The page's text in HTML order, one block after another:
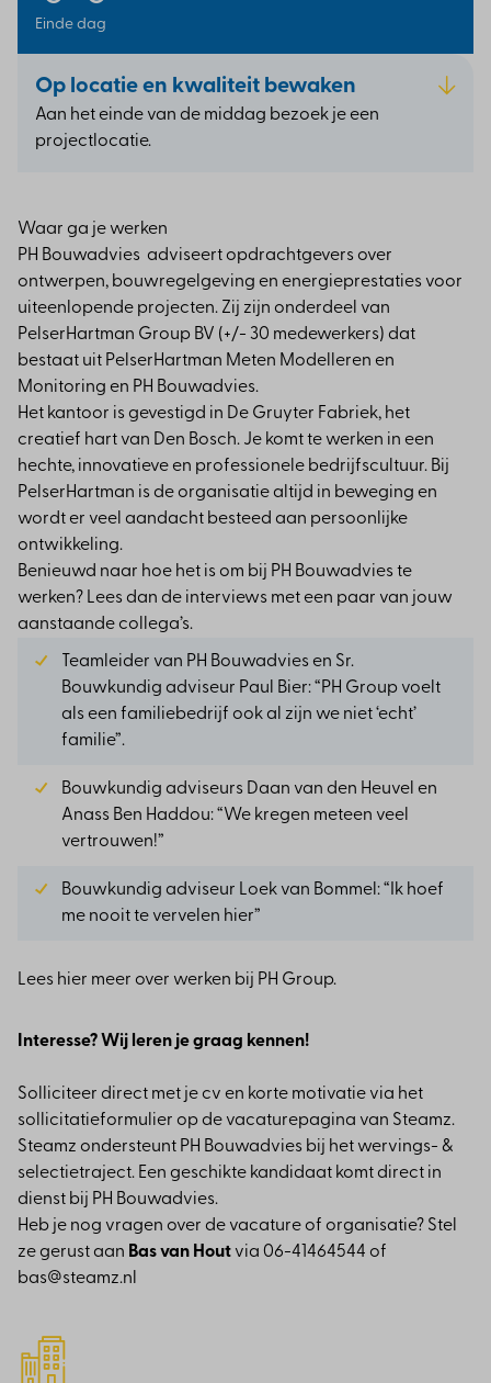
Einde dag
Op locatie en kwaliteit bewaken
Aan het einde van de middag bezoek je een
projectlocatie.
Waar ga je werken
PH Bouwadvies adviseert opdrachtgevers over
ontwerpen, bouwregelgeving en energieprestaties voor
uiteenlopende projecten. Zij zijn onderdeel van
PelserHartman Group BV (+/- 30 medewerkers) dat
bestaat uit PelserHartman Meten Modelleren en
Monitoring en PH Bouwadvies.
Het kantoor is gevestigd in De Gruyter Fabriek, het
creatief hart van Den Bosch. Je komt te werken in een
hechte, innovatieve en professionele bedrijfscultuur. Bij
PelserHartman is de organisatie altijd in beweging en
wordt er veel aandacht besteed aan persoonlijke
ontwikkeling.
Benieuwd naar hoe het is om bij PH Bouwadvies te
werken? Lees dan de interviews met een paar van jouw
aanstaande collega’s.
Teamleider van PH Bouwadvies en Sr.
Bouwkundig adviseur Paul Bier: “PH Group voelt
als een familiebedrijf ook al zijn we niet ‘echt’
familie”.
Bouwkundig adviseurs Daan van den Heuvel en
Anass Ben Haddou: “We kregen meteen veel
vertrouwen!”
Bouwkundig adviseur Loek van Bommel: “ Ik hoef
me nooit te vervelen hier”
Lees hier meer over werken bij PH Group.
Interesse? Wij leren je graag kennen!
Solliciteer direct met je cv en korte motivatie via het
sollicitatieformulier op de vacaturepagina van Steamz.
Steamz ondersteunt PH Bouwadvies bij het wervings- &
selectietraject. Een geschikte kandidaat komt direct in
dienst bij PH Bouwadvies.
Heb je nog vragen over de vacature of organisatie? Stel
ze gerust aan Bas van Hout via 06-41464544 of
bas@steamz.nl